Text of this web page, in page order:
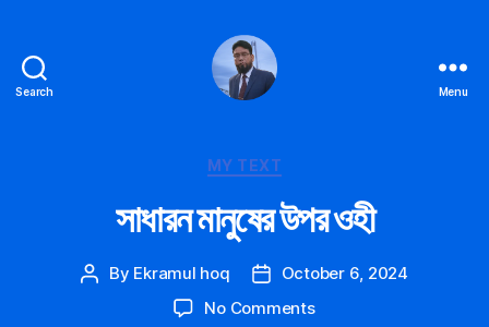
Search Menu
Categories
MY TEXT
সাধারন মানুষের উপর ওহী
Post
By Ekramul hoq
PostOctober 6, 2024
No Commentson